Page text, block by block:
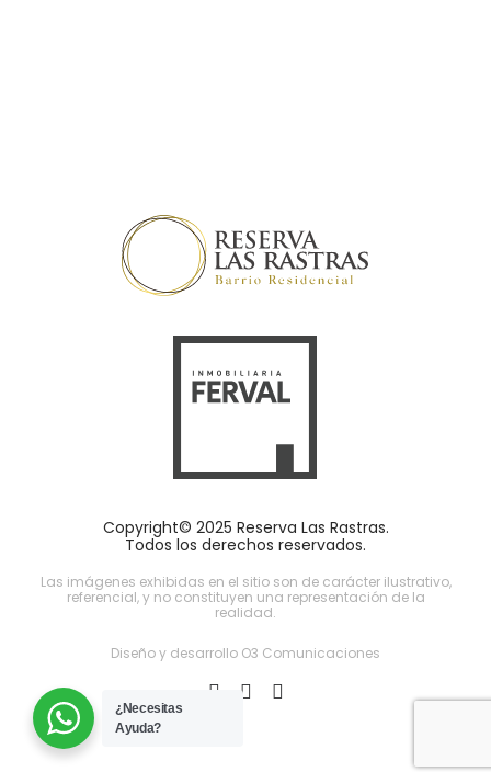
Copyright© 2025 Reserva Las Rastras.
Todos los derechos reservados.
Las imágenes exhibidas en el sitio son de carácter ilustrativo,
referencial, y no constituyen una representación de la
realidad.
Diseño y desarrollo O3 Comunicaciones
¿Necesitas
Ayuda?